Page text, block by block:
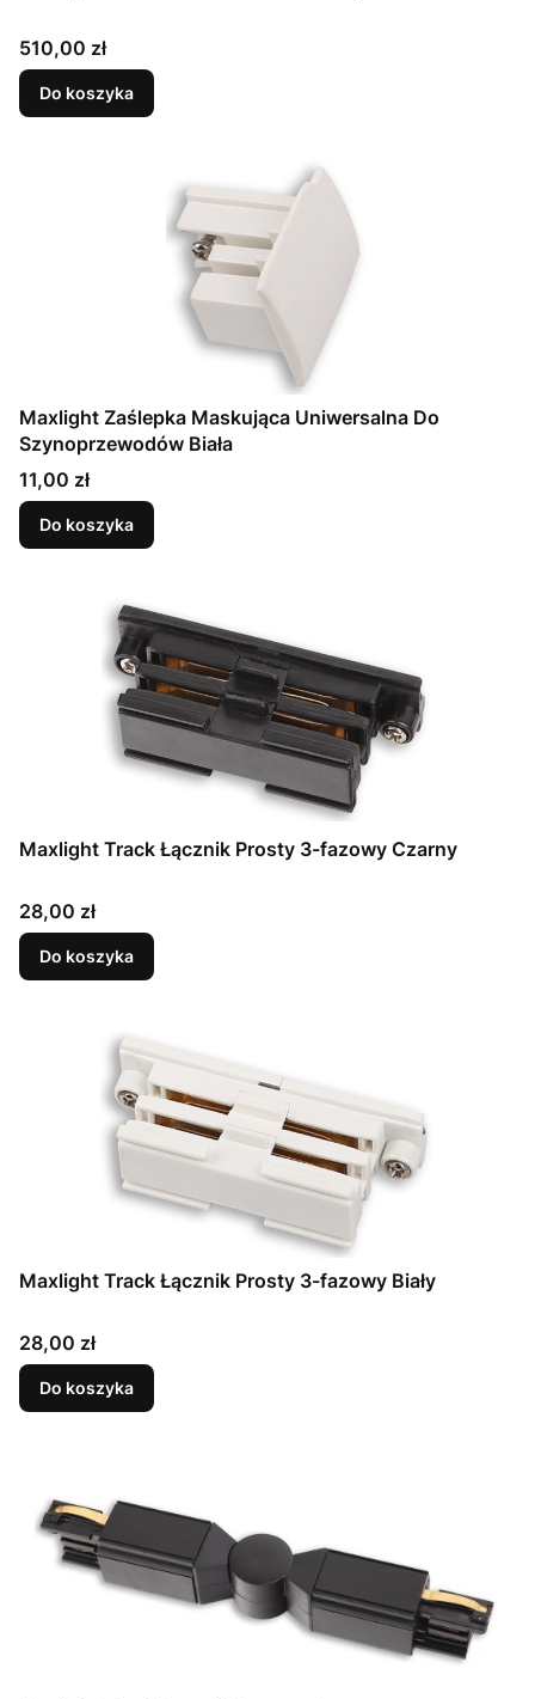
Cena
510,00 zł
Do koszyka
Maxlight Zaślepka Maskująca Uniwersalna Do
Szynoprzewodów Biała
Cena
11,00 zł
Do koszyka
Maxlight Track Łącznik Prosty 3-fazowy Czarny
Cena
28,00 zł
Do koszyka
Maxlight Track Łącznik Prosty 3-fazowy Biały
Cena
28,00 zł
Do koszyka